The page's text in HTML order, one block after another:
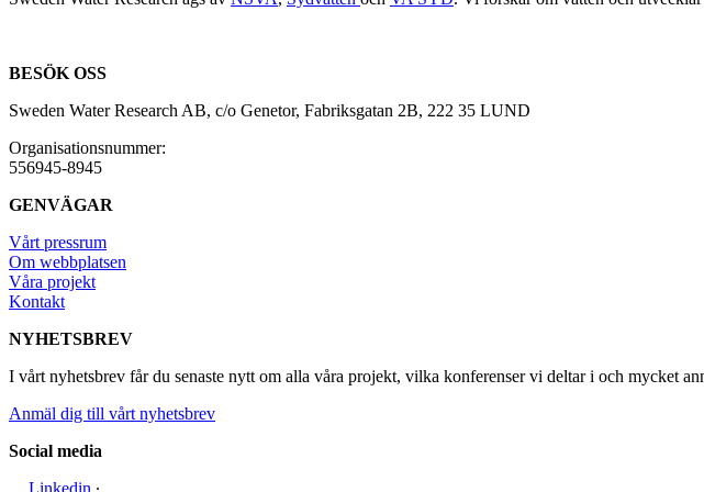
BESÖK OSS
Sweden Water Research AB, c/o Genetor, Fabriksgatan 2B, 222 35 LUND
Organisationsnummer:
556945-8945
GENVÄGAR
Vårt pressrum
Om webbplatsen
Våra projekt
Kontakt
NYHETSBREV
I vårt nyhetsbrev får du senaste nytt om alla våra projekt, vilka konferenser vi deltar i och mycket
Anmäl dig till vårt nyhetsbrev
Social media
Linkedin ∙